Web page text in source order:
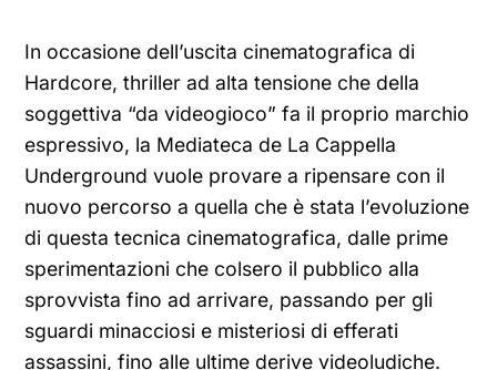
In occasione dell’uscita cinematografica di
Hardcore, thriller ad alta tensione che della
soggettiva “da videogioco” fa il proprio marchio
espressivo, la Mediateca de La Cappella
Underground vuole provare a ripensare con il
nuovo percorso a quella che è stata l’evoluzione
di questa tecnica cinematografica, dalle prime
sperimentazioni che colsero il pubblico alla
sprovvista fino ad arrivare, passando per gli
sguardi minacciosi e misteriosi di efferati
assassini, fino alle ultime derive videoludiche.